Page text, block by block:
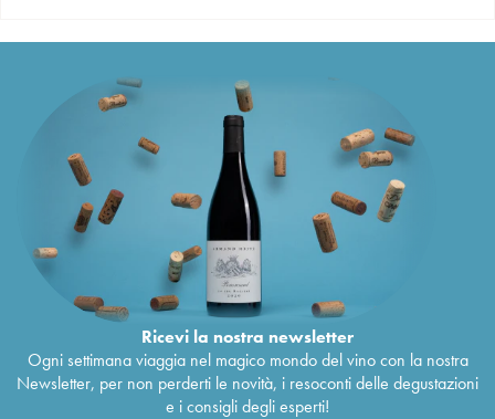
Ricevi la nostra newsletter
Ogni settimana viaggia nel magico mondo del vino con la nostra
Newsletter, per non perderti le novità, i resoconti delle degustazioni
e i consigli degli esperti!